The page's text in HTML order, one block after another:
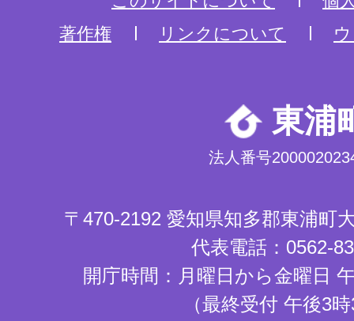
著作権
リンクについて
東浦
法人番号
〒470-2192 愛知県知多郡東浦町
代表電話：0562-
開庁時間：月曜日から金曜日
（最終受付 午後3